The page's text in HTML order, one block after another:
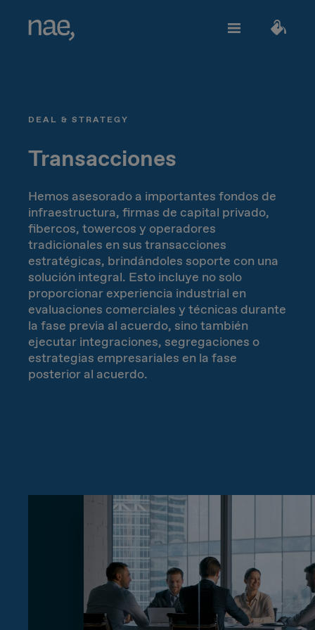
Network Strategy
Network Deployment
Network Operations
Hiperconnectivity
Systems Advisory
Cloud
Operations Strategy
Digital Operations
Target Operating Model
Impacto social
Únete
¿Hablamos?
#BarómetroTelco
Alegre Clásica
Extrovertida Creativa
Inocente Ordenada
Tímida Seria
Trabajadora/Constante
Improvisadora
Tranquila
DEAL & STRATEGY
Transacciones
Hemos asesorado a importantes fondos de
infraestructura, firmas de capital privado,
fibercos, towercos y operadores
tradicionales en sus transacciones
estratégicas, brindándoles soporte con una
solución integral. Esto incluye no solo
proporcionar experiencia industrial en
evaluaciones comerciales y técnicas durante
la fase previa al acuerdo, sino también
ejecutar integraciones, segregaciones o
estrategias empresariales en la fase
posterior al acuerdo.